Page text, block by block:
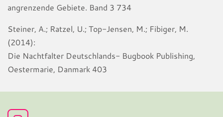
angrenzende Gebiete. Band 3 734
Steiner, A.; Ratzel, U.; Top-Jensen, M.; Fibiger, M.
(2014):
Die Nachtfalter Deutschlands- Bugbook Publishing,
Oestermarie, Danmark 403